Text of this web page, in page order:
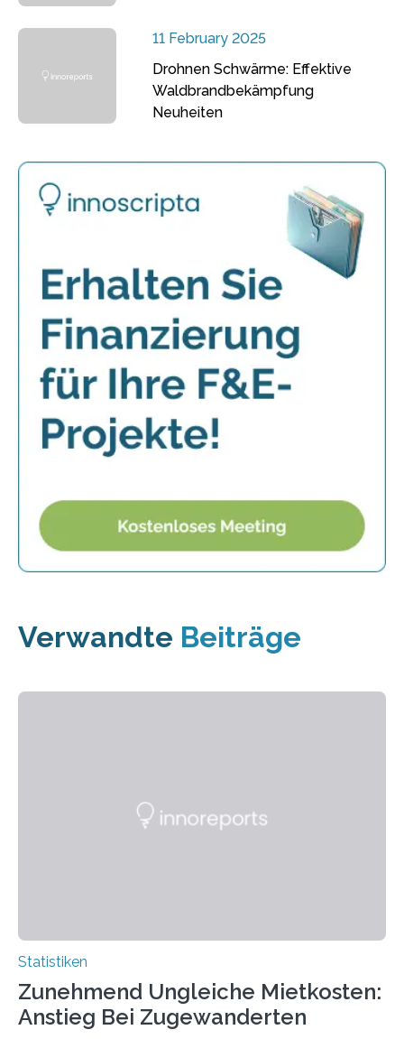
11 February 2025
Drohnen Schwärme: Effektive
Waldbrandbekämpfung
Neuheiten
Verwandte Beiträge
Statistiken
Zunehmend Ungleiche Mietkosten:
Anstieg Bei Zugewanderten